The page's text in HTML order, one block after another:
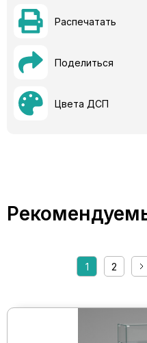
Распечатать
Поделиться
Цвета ДСП
1 2